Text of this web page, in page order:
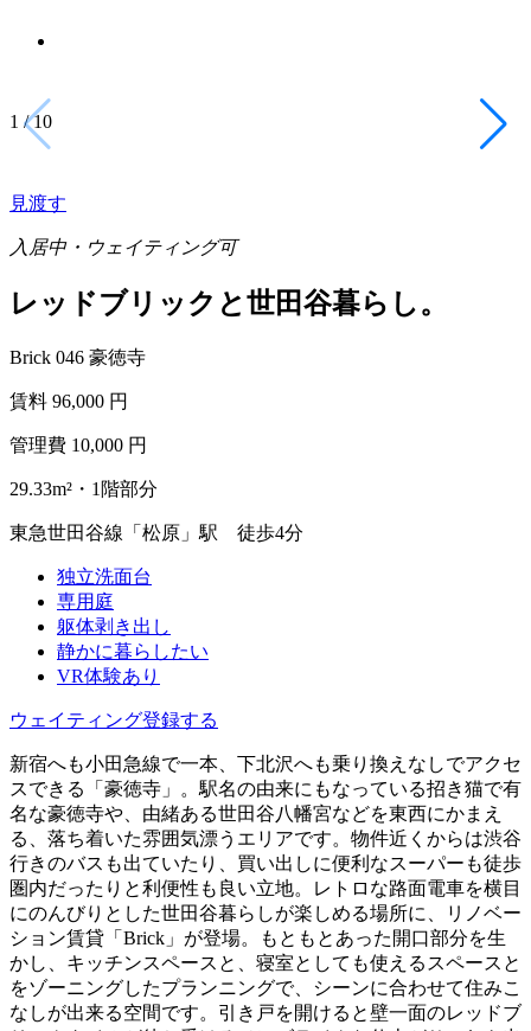
1 /10
見渡す
入居中・ウェイティング可
レッドブリックと世田谷暮らし。
Brick 046 豪徳寺
賃料 96,000 円
管理費 10,000 円
29.33m²・1階部分
東急世田谷線「松原」駅 徒歩4分
独立洗面台
専用庭
躯体剥き出し
静かに暮らしたい
VR体験あり
ウェイティング登録する
新宿へも小田急線で一本、下北沢へも乗り換えなしでアクセ
スできる「豪徳寺」。駅名の由来にもなっている招き猫で有
名な豪徳寺や、由緒ある世田谷八幡宮などを東西にかまえ
る、落ち着いた雰囲気漂うエリアです。物件近くからは渋谷
行きのバスも出ていたり、買い出しに便利なスーパーも徒歩
圏内だったりと利便性も良い立地。レトロな路面電車を横目
にのんびりとした世田谷暮らしが楽しめる場所に、リノベー
ション賃貸「Brick」が登場。もともとあった開口部分を生
かし、キッチンスペースと、寝室としても使えるスペースと
をゾーニングしたプランニングで、シーンに合わせて住みこ
なしが出来る空間です。引き戸を開けると壁一面のレッドブ